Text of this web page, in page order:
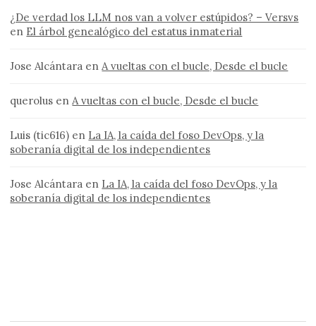
¿De verdad los LLM nos van a volver estúpidos? – Versvs
en El árbol genealógico del estatus inmaterial
Jose Alcántara enA vueltas con el bucle, Desde el bucle
querolus enA vueltas con el bucle, Desde el bucle
Luis (tic616) en La IA, la caída del foso DevOps, y la
soberanía digital de los independientes
Jose Alcántara en La IA, la caída del foso DevOps, y la
soberanía digital de los independientes